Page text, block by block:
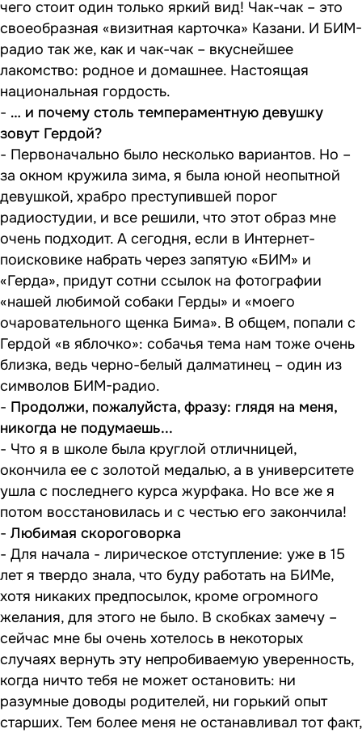
чего стоит один только яркий вид! Чак-чак – это
своеобразная «визитная карточка» Казани. И БИМ-
радио так же, как и чак-чак – вкуснейшее
лакомство: родное и домашнее. Настоящая
национальная гордость.
- … и почему столь темпераментную девушку
зовут Гердой?
- Первоначально было несколько вариантов. Но –
за окном кружила зима, я была юной неопытной
девушкой, храбро преступившей порог
радиостудии, и все решили, что этот образ мне
очень подходит. А сегодня, если в Интернет-
поисковике набрать через запятую «БИМ» и
«Герда», придут сотни ссылок на фотографии
«нашей любимой собаки Герды» и «моего
очаровательного щенка Бима». В общем, попали с
Гердой «в яблочко»: собачья тема нам тоже очень
близка, ведь черно-белый далматинец – один из
символов БИМ-радио.
- Продолжи, пожалуйста, фразу: глядя на меня,
никогда не подумаешь...
- Что я в школе была круглой отличницей,
окончила ее с золотой медалью, а в университете
ушла с последнего курса журфака. Но все же я
потом восстановилась и с честью его закончила!
- Любимая скороговорка
- Для начала - лирическое отступление: уже в 15
лет я твердо знала, что буду работать на БИМе,
хотя никаких предпосылок, кроме огромного
желания, для этого не было. В скобках замечу –
сейчас мне бы очень хотелось в некоторых
случаях вернуть эту непробиваемую уверенность,
когда ничто тебя не может остановить: ни
разумные доводы родителей, ни горький опыт
старших. Тем более меня не останавливал тот факт,